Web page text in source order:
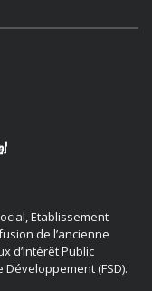
Etablissement
de l’ancienne
d’Intérêt Public
Développement (FSD).